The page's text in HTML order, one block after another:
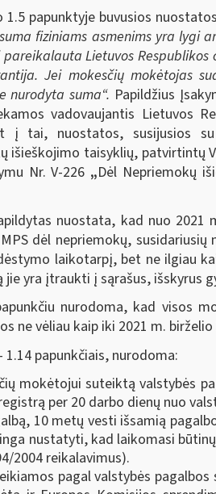
1.5 papunktyje buvusios
fiziniams asmenims yra lygi
Lietuvos
Jei mokesčių mokėtojas
nurodyta suma“. Papildžius
vadovaujantis Lietuvos
į tai, nuostatos, susijusios
išieškojimo taisyklių, patvirtintų
Nr. V-226 „Dėl Nepriemokų
nuostata, kad nuo
dėl nepriemokų,
laikotarpį, bet ne ilgiau
jie yra įtraukti į sąrašus, išskyrus
nurodoma, kad visos
ne vėliau kaip iki 2021 m. birželio
papunkčiais, nurodoma:
mokėtojui suteiktą valstybės
per 20 darbo dienų nuo
10 metų vesti išsamią
nustatyti, kad laikomasi
2004 reikalavimus).
pagal valstybės